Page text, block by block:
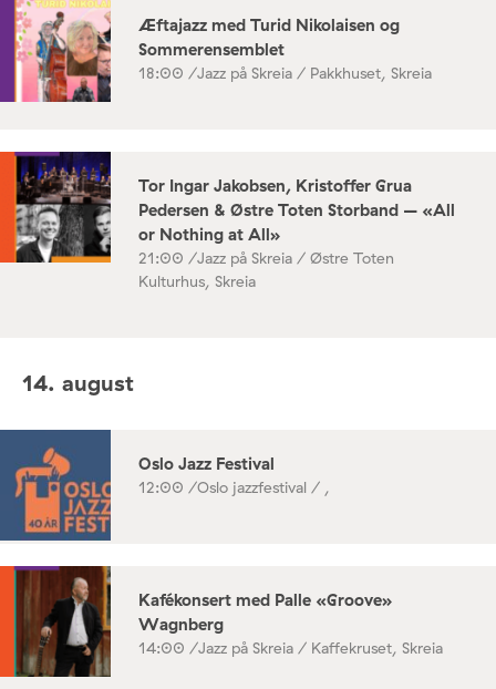
Æftajazz med Turid Nikolaisen og
Sommerensemblet
18:00 /Jazz på Skreia / Pakkhuset, Skreia
Tor Ingar Jakobsen, Kristoffer Grua
Pedersen & Østre Toten Storband – «All
or Nothing at All»
21:00 /Jazz på Skreia / Østre Toten
Kulturhus, Skreia
14. august
Oslo Jazz Festival
12:00 /Oslo jazzfestival / ,
Kafékonsert med Palle «Groove»
Wagnberg
14:00 /Jazz på Skreia / Kaffekruset, Skreia